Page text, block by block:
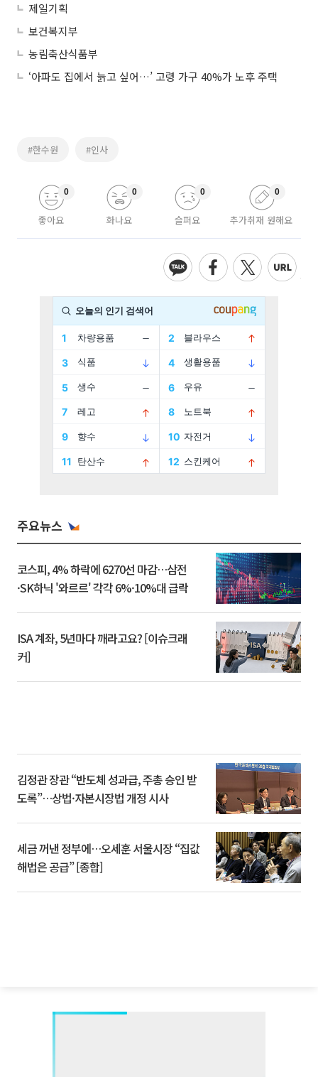
제일기획
보건복지부
농림축산식품부
‘아파도 집에서 늙고 싶어…’ 고령 가구 40%가 노후 주택
#한수원 #인사
좋아요
0
화나요
0
슬퍼요
0
추가취재 원해요
0
주요뉴스
코스피, 4% 하락에 6270선 마감…삼전
·SK하닉 '와르르' 각각 6%·10%대 급락
ISA 계좌, 5년마다 깨라고요? [이슈크래
커]
김정관 장관 “반도체 성과급, 주총 승인 받
도록”…상법·자본시장법 개정 시사
세금 꺼낸 정부에…오세훈 서울시장 “집값
해법은 공급” [종합]